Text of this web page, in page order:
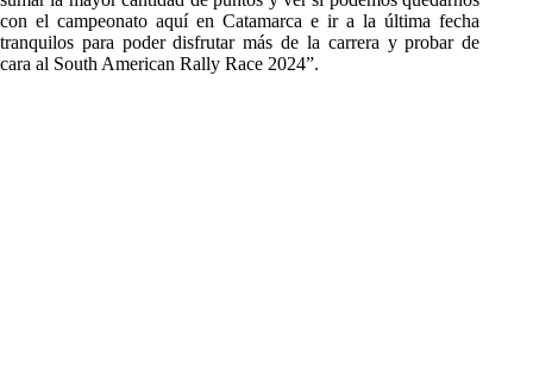
con el campeonato aquí en Catamarca e ir a la última fecha
tranquilos para poder disfrutar más de la carrera y probar de
cara al South American Rally Race 2024”.